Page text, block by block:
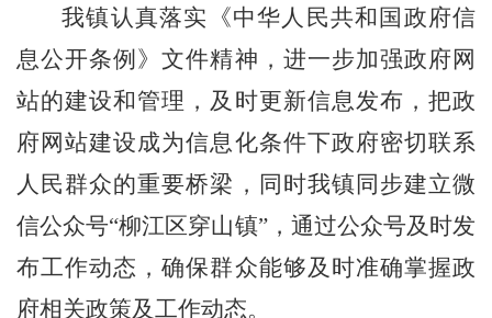
我镇认真落实《中华人民共和国政府信
息公开条例》文件精神，进一步加强政府网
站的建设和管理，及时更新信息发布，把政
府网站建设成为信息化条件下政府密切联系
人民群众的重要桥梁，同时我镇同步建立微
信公众号“柳江区穿山镇”，通过公众号及时发
布工作动态，确保群众能够及时准确掌握政
府相关政策及工作动态。